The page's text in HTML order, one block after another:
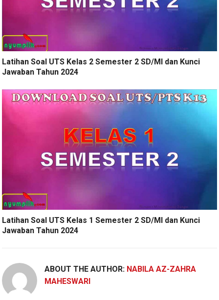
Latihan Soal UTS Kelas 2 Semester 2 SD/MI dan Kunci
Jawaban Tahun 2024
Latihan Soal UTS Kelas 1 Semester 2 SD/MI dan Kunci
Jawaban Tahun 2024
ABOUT THE AUTHOR: NABILA AZ-ZAHRA
MAHESWARI